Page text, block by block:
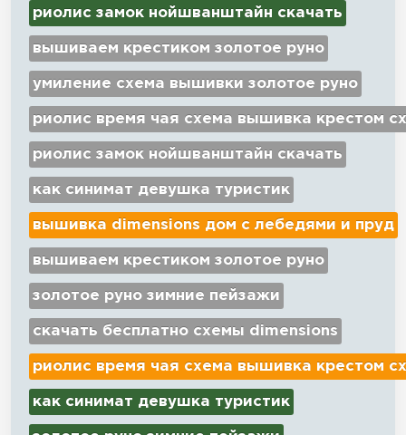
риолис замок нойшванштайн скачать
вышиваем крестиком золотое руно
умиление схема вышивки золотое руно
риолис время чая схема вышивка крестом
риолис замок нойшванштайн скачать
как синимат девушка туристик
вышивка dimensions дом с лебедями и пруд
вышиваем крестиком золотое руно
золотое руно зимние пейзажи
скачать бесплатно схемы dimensions
риолис время чая схема вышивка крестом
как синимат девушка туристик